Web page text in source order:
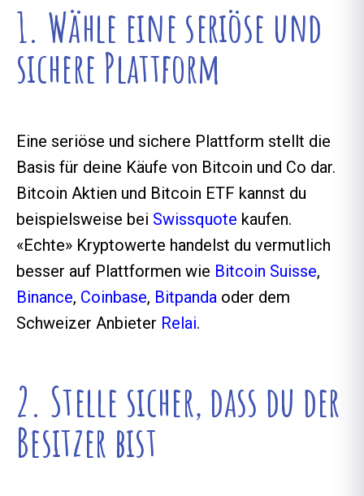
1. Wähle eine seriöse und
sichere Plattform
Eine seriöse und sichere Plattform stellt die
Basis für deine Käufe von Bitcoin und Co dar.
Bitcoin Aktien und Bitcoin ETF kannst du
beispielsweise bei Swissquote kaufen.
«Echte» Kryptowerte handelst du vermutlich
besser auf Plattformen wie Bitcoin Suisse,
Binance, Coinbase, Bitpanda oder dem
Schweizer Anbieter Relai.
2. Stelle sicher, dass du der
Besitzer bist